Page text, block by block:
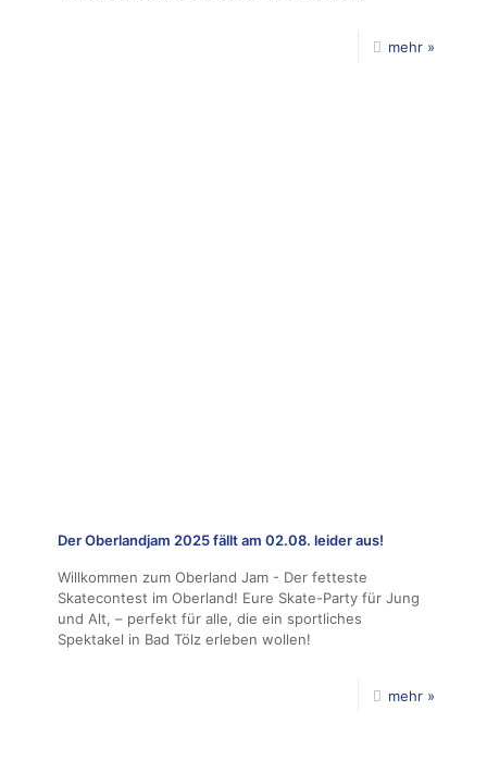
mehr »
Der Oberlandjam 2025 fällt am 02.08. leider aus!
Willkommen zum Oberland Jam - Der fetteste
Skatecontest im Oberland! Eure Skate-Party für Jung
und Alt, – perfekt für alle, die ein sportliches
Spektakel in Bad Tölz erleben wollen!
mehr »